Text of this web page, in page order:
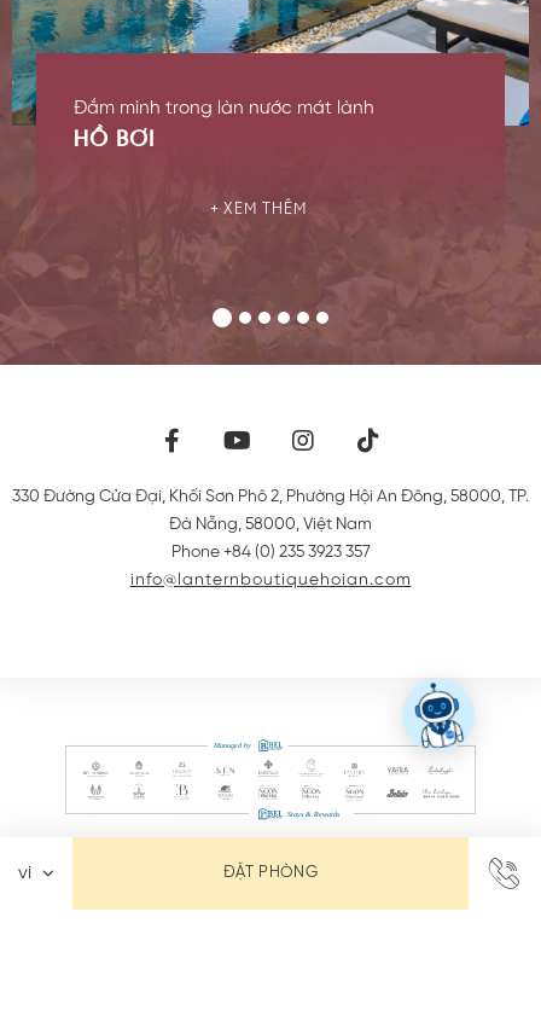
ĐẶT PHÒNG
Đắm mình trong làn nước mát lành
HỒ BƠI
XEM THÊM
330 Đường Cửa Đại, Khối Sơn Phô 2, Phường Hội An Đông, 58000,
TP.
Đà Nẵng, 58000, Việt Nam
Phone +84 (0) 235 3923 357
info@lanternboutiquehoian.com